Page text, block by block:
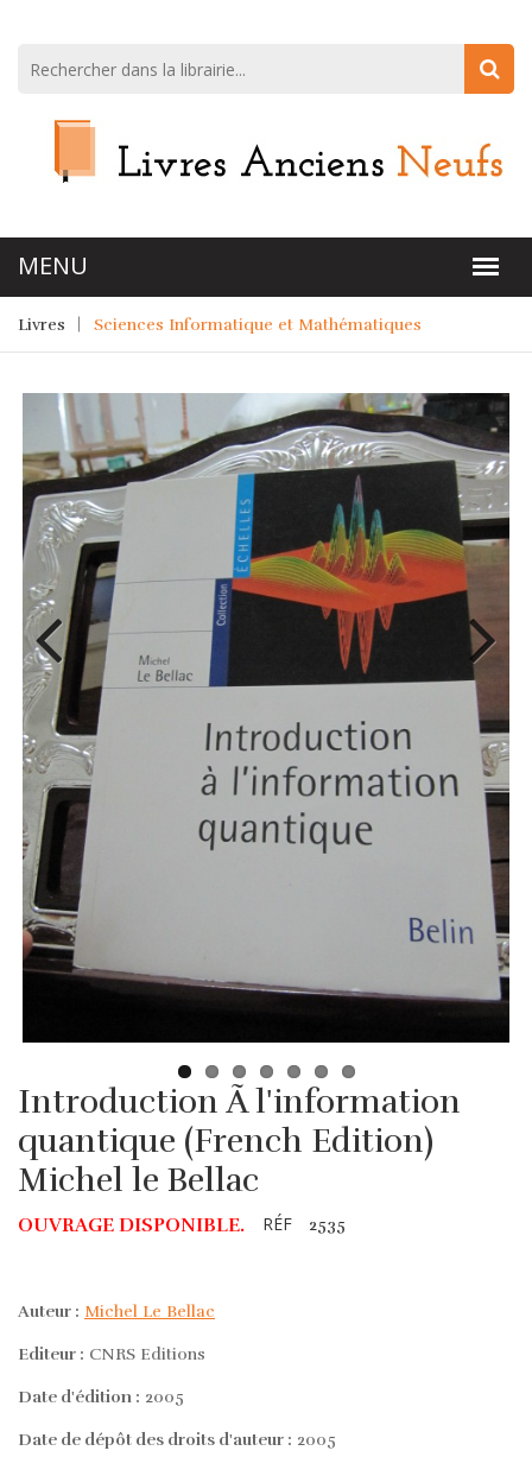
Livres Sciences Informatique et Mathématiques
Introduction Ã l'information
quantique (French Edition)
Michel le Bellac
OUVRAGE DISPONIBLE. RÉF 2535
Auteur : Michel Le Bellac
Editeur : CNRS Editions
Date d'édition : 2005
Date de dépôt des droits d'auteur : 2005